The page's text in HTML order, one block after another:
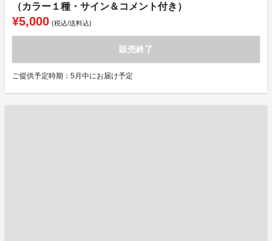
（カラー１種・サイン＆コメント付き）
¥5,000 (税込/送料込)
販売終了
ご提供予定時期：5月中にお届け予定